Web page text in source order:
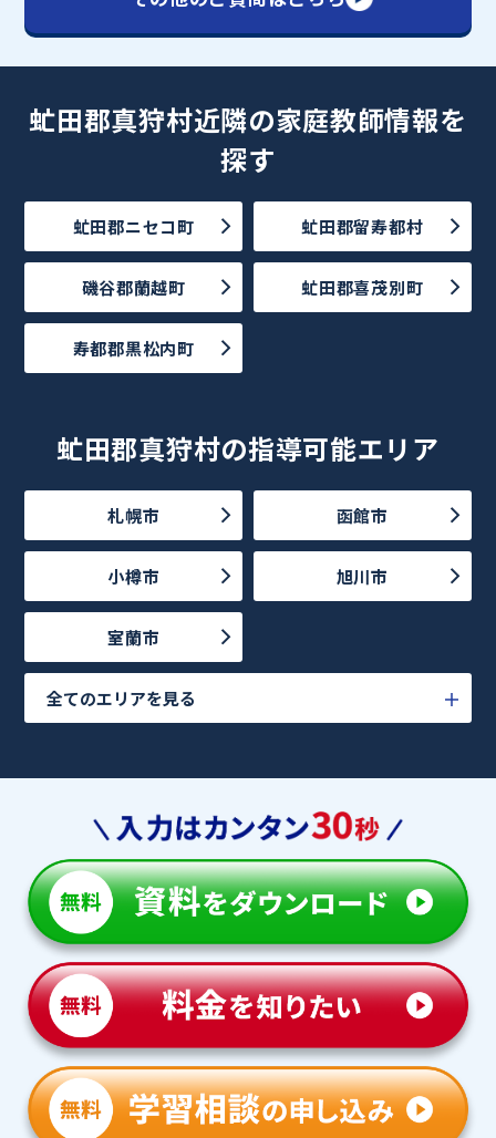
虻田郡真狩村近隣の家庭教師情報を
探す
虻田郡ニセコ町 虻田郡留寿都村
磯谷郡蘭越町 虻田郡喜茂別町
寿都郡黒松内町
虻田郡真狩村の指導可能エリア
札幌市 函館市
小樽市 旭川市
室蘭市
全てのエリアを見る